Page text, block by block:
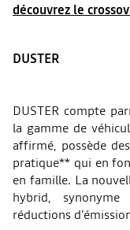
découvrez le
DUSTER
DUSTER compte
la gamme de
affirmé, possède
pratique** qui en
en famille. La
hybrid,
réductions